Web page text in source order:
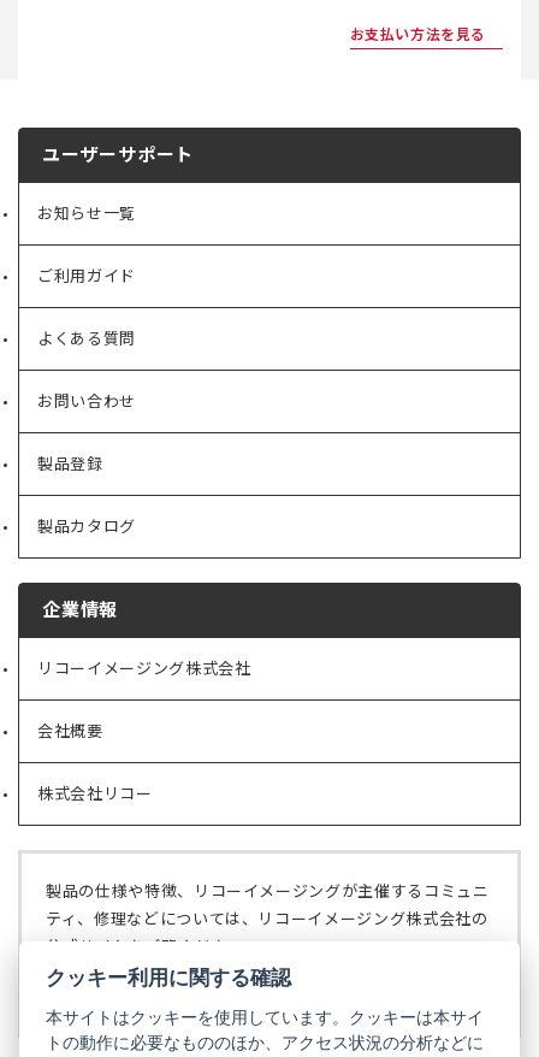
お支払い方法を見る
ユーザーサポート
お知らせ一覧
ご利用ガイド
よくある質問
お問い合わせ
製品登録
製品カタログ
企業情報
リコーイメージング株式会社
（新
タ
ブ
で
開
く）
会社概要
（新
タ
ブ
で
く）
株式会社リコー
（新
ブ
で
開
製品の仕様や特徴、リコーイメージングが主催するコミュニ
ティ、修理などについては、リコーイメージング株式会社の
公式サイトをご覧ください。
リコーイメージング株式会社の公式サイト
（新
し
い
クッキー利用に関する確認
本サイトはクッキーを使用しています。クッキーは本サイ
トの動作に必要なもののほか、アクセス状況の分析などに